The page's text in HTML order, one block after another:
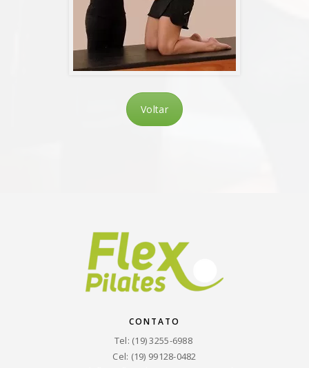
Voltar
CONTATO
Tel: (19) 3255-6988
Cel: (19) 99128-0482